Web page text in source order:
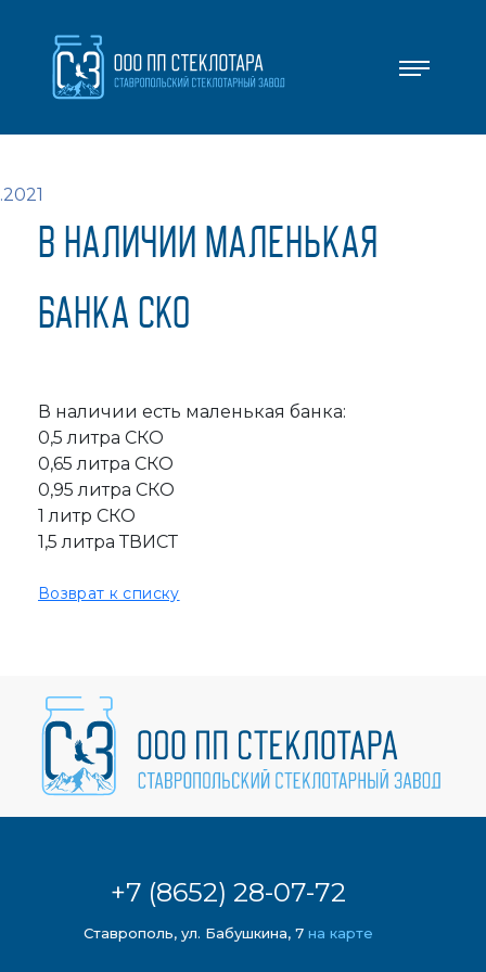
В НАЛИЧИИ МАЛЕНЬКАЯ
БАНКА СКО
В наличии есть маленькая банка:
0,5 литра СКО
0,65 литра СКО
0,95 литра СКО
1 литр СКО
1,5 литра ТВИСТ
Возврат к списку
+7 (8652) 28-07-72
Ставрополь, ул. Бабушкина, 7 на карте